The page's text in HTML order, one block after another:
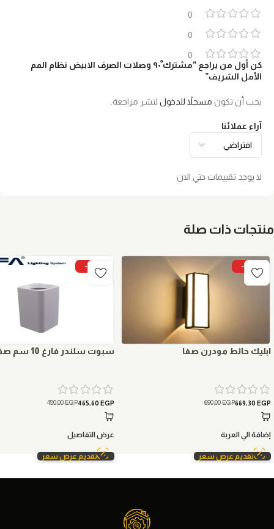
0
0
0
آراء عملائنا
لا يوجد تقييمات حتي الان
كن أول من يراجع “مشترك ْ٩٠ وصلات الصرف الابيض نظام المم
الأمل الشريف”
يجب أن تكون مسجلاً للدخول لنشر مراجعة.
منتجات ذات صلة
-3%
ابليك حائط مودرن صفا
690,00EGP669,30 EGP
إضافة الي العربة
تقديم عرض سعر
-3%
سبوت سلندر فارغ 10 سم صفا
480,00EGP465,60 EGP
عرض التفاصيل
تقديم عرض سعر